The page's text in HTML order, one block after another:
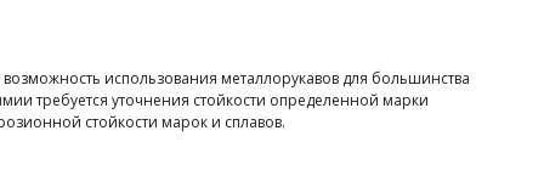
использования металлорукавов для большинства
требуется уточнения стойкости определенной марки
стойкости марок и сплавов.